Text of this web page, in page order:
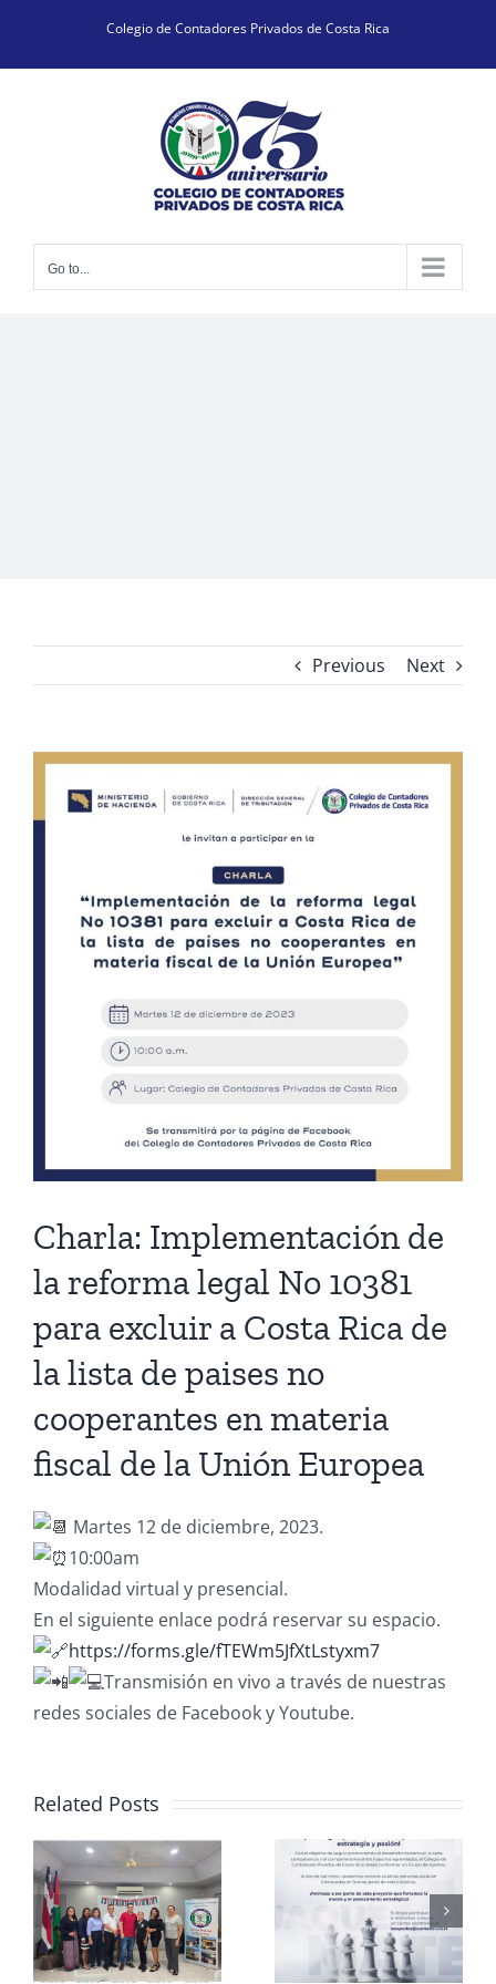
content
Colegio de Contadores Privados de Costa Rica
Go to...
Previous Next
View
Larger
Image
Charla: Implementación de
la reforma legal No 10381
para excluir a Costa Rica de
la lista de paises no
cooperantes en materia
fiscal de la Unión Europea
Martes 12 de diciembre, 2023.
10:00am
Modalidad virtual y presencial.
En el siguiente enlace podrá reservar su espacio.
https://forms.gle/fTEWm5JfXtLstyxm7
Transmisión en vivo a través de nuestras
redes sociales de Facebook y Youtube.
Related Posts
Club de
Ajedrez
CCPCR
Informa